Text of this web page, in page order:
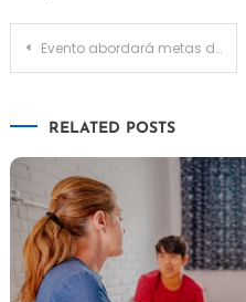
Navegação
Evento abordará metas de equidade do Fundeb com prefeitos
RELATED POSTS